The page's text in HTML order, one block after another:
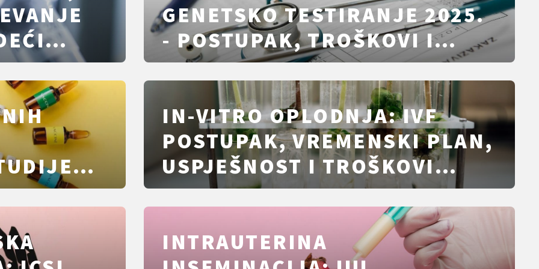
GENETSKO TESTIRANJE 2025.
- POSTUPAK, TROŠKOVI I
ZAKON U HRVATSKOJ
IN-VITRO OPLODNJA: IVF
POSTUPAK, VREMENSKI PLAN,
USPJEŠNOST I TROŠKOVI
JASNO OBJAŠNJENI
INTRAUTERINA